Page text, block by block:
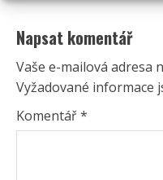
Napsat komentář
Vaše e-mailová adresa
Vyžadované informace
Komentář*